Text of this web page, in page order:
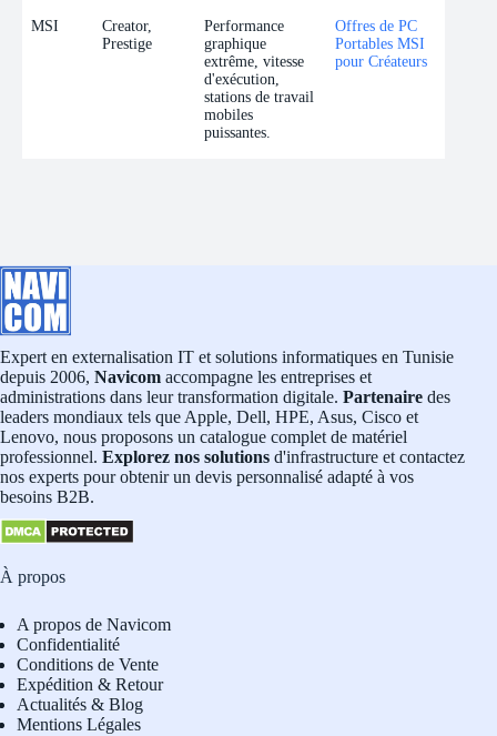
MSI
Creator,
Prestige
Performance
graphique
extrême, vitesse
d'exécution,
stations de travail
mobiles
puissantes.
Offres de PC
Portables MSI
pour Créateurs
Expert en externalisation IT et solutions informatiques en Tunisie
depuis 2006, Navicom accompagne les entreprises et
administrations dans leur transformation digitale. Partenaire des
leaders mondiaux tels que Apple, Dell, HPE, Asus, Cisco et
Lenovo, nous proposons un catalogue complet de matériel
professionnel. Explorez nos solutions d'infrastructure et contactez
nos experts pour obtenir un devis personnalisé adapté à vos
besoins B2B.
À propos
A propos de Navicom
Confidentialité
Conditions de Vente
Expédition & Retour
Actualités & Blog
Mentions Légales